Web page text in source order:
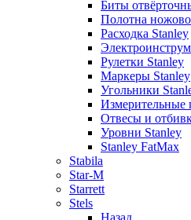
Биты
Полотна
Расходка Stanley
Рулетки Stanley
Маркеры Stanley
Угольники
Измерительные
Отвесы и
Уровни Stanley
Stanley FatMax
Stabila
Star-M
Starrett
Stels
Назад